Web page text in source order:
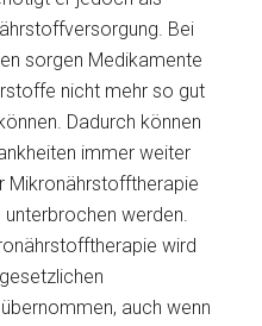
Bei
sorgen Medikamente
nicht mehr so gut
Dadurch können
immer weiter
Mikronährstofftherapie
unterbrochen werden.
wird
auch wenn